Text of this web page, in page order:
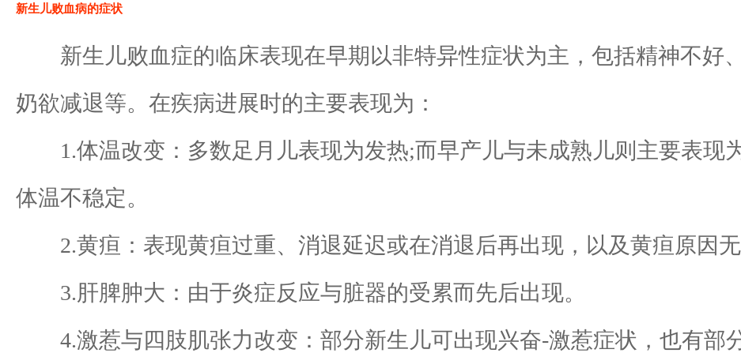
新生儿败血病的症状
新生儿败血症的临床表现在早期以非特异性症状为主，包括精神不好
奶欲减退等。在疾病进展时的主要表现为：
1.体温改变：多数足月儿表现为发热;而早产儿与未成熟儿则主要表现
体温不稳定。
2.黄疸：表现黄疸过重、消退延迟或在消退后再出现，以及黄疸原因无
3.肝脾肿大：由于炎症反应与脏器的受累而先后出现。
4.激惹与四肢肌张力改变：部分新生儿可出现兴奋-激惹症状，也有部